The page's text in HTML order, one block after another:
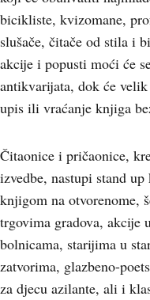
bicikliste, kvizomane,
slušače, čitače od stila i
akcije i popusti moći će
antikvarijata, dok će
upis ili vraćanje knjiga
Čitaonice i pričaonice,
izvedbe, nastupi stand
knjigom na otvorenome,
trgovima gradova, akcije
bolnicama, starijima u
zatvorima, glazbeno-
za djecu azilante, ali i